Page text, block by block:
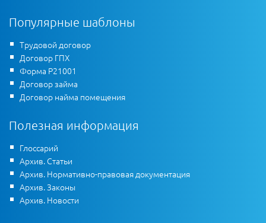
Популярные шаблоны
Трудовой договор
Договор ГПХ
Форма Р21001
Договор займа
Договор найма помещения
Полезная информация
Глоссарий
Архив. Статьи
Архив. Нормативно-правовая документация
Архив. Законы
Архив. Новости